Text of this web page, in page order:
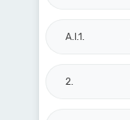
A.I.1.
2.